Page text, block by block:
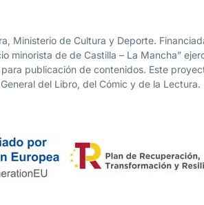
Ministerio de Cultura y Deporte.
minorista de de Castilla – La Mancha”
publicación de contenidos. Este
del Libro, del Cómic y de la Lectura.